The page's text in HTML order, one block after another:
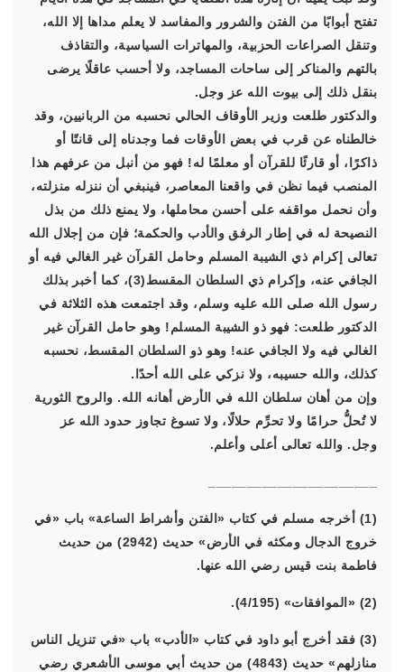
تفتح أبوابًا من الفتن والشرور والمفاسد لا يعلم مداها إلا الله،
وتنقل الصراعات الحزبية، والمهاترات السياسية، والتقاذف
بالتهم والمناكر إلى ساحات المساجد، ولا أحسب عاقلًا يرضى
بنقل ذلك إلى بيوت الله عز وجل.
والدكتور طلعت وزير الأوقاف الحالي نحسبه من الربانيين، وقد
خالطناه عن قرب في بعض الأوقات فما وجدناه إلى قانتًا أو
ذاكرًا، أو قارئًا للقرآن أو معلمًا له! فهو من أنبل من عرفهم هذا
المنصب فيما نظن في واقعنا المعاصر، فينبغي أن ننزله منزلته،
وأن نحمل مواقفه على أحسن محاملها، ولا يمنع ذلك من بذل
النصيحة له في إطار الرفق والأدب والحكمة؛ فإن من إجلال الله
تعالى إكرام ذي الشيبة المسلم وحامل القرآن غير الغالي فيه أو
الجافي عنه، وإكرام ذي السلطان المقسط(3)، كما أخبر بذلك
رسول الله صلى الله عليه وسلم، وقد اجتمعت هذه الثلاثة في
الدكتور طلعت: فهو ذو الشيبة المسلم! وهو حامل القرآن غير
الغالي فيه ولا الجافي عنه! وهو ذو السلطان المقسط، نحسبه
كذلك، والله حسيبه، ولا نزكي على الله أحدًا.
وإن من أهان سلطان الله في الأرض أهانه الله. والروح الثورية
لا تُحلُّ حرامًا ولا تحرِّم حلالًا، ولا تسوغ تجاوز حدود الله عز
وجل. والله تعالى أعلى وأعلم.
(1) أخرجه مسلم في كتاب «الفتن وأشراط الساعة» باب «في
خروج الدجال ومكثه في الأرض» حديث (2942) من حديث
فاطمة بنت قيس رضي الله عنها.
(2) «الموافقات» (4/195).
(3) فقد أخرج أبو داود في كتاب «الأدب» باب «في تنزيل الناس
منازلهم» حديث (4843) من حديث أبي موسى الأشعري رضي